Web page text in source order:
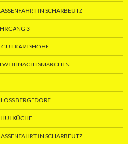
IN SCHARBEUTZ
3
KARLSHÖHE
WEIHNACHTSMÄRCHEN
BERGEDORF
IN SCHARBEUTZ